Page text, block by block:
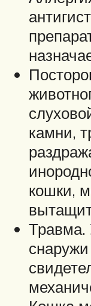
камни,
кошки,
Травма.